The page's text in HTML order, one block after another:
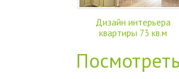
Дизайн интерьера
квартиры 73 кв.м